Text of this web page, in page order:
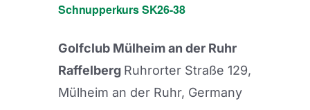
Schnupperkurs SK26-38
Golfclub Mülheim an der Ruhr
Raffelberg Ruhrorter Straße 129,
Mülheim an der Ruhr, Germany